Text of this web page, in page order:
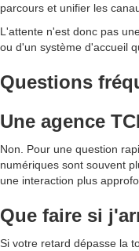
parcours et unifier les
L'attente n'est donc pas
ou d'un système d'accueil
Questions
Une agence
Non. Pour une question
numériques sont souvent
une interaction plus
Que faire si
Si votre retard dépasse la